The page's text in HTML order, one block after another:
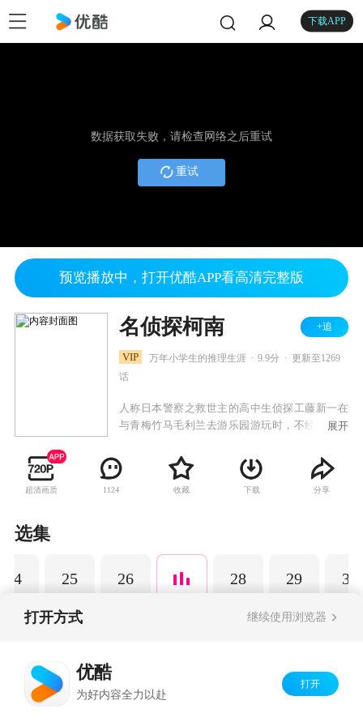
下载APP
数据获取失败，请检查网络之后重试
重试
预览播放中，打开优酷APP看高清完整版
名侦探柯南 +追
VIP 万年小学生的推理生涯 9.9分
更新至1269
话
人称日本警察之救世主的高中生侦探工藤新一在
与青梅竹马毛利兰去游乐园游玩时，不经意中发
踪，并目睹了黑衣人正在进行可疑交易。不料，
却被另一名黑衣人在背后击晕，被强行灌下一种
名为APTX-4869的毒药，致使身体变小。为了在
为“江户川柯南”，并寄住在毛利兰的家中。作为
侦探，柯南实在看不下去毛利小五郎经常做的一
些“发育不良”的错误推理，便帮助毛利小五郎破
展开
超清画质 1124 收藏 下载 分享
选集
24 25 26 28 29 30
打开方式 继续使用浏览器
优酷
为好内容全力以赴
打开